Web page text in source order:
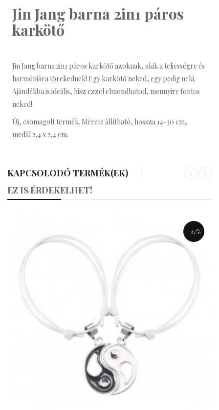
Jin Jang barna 2in1 páros
karkötő
Jin Jang barna 2in1 páros karkötő azoknak, akik a teljességre és
harmóniára törekednek! Egy karkötő neked, egy pedig neki.
Ajándékba is ideális, hisz ezzel elmondhatod, mennyire fontos
neked!
Új, csomagolt termék. Mérete állítható, hossza 14-30 cm,
medál 2,4 x 2,4 cm.
KAPCSOLODÓ TERMÉK(EK)
EZ IS ÉRDEKELHET!
-37%